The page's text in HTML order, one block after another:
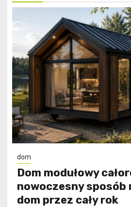
dom
Dom modułowy
nowoczesny sposób
dom przez cały rok